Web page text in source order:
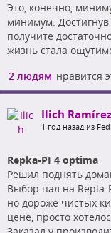
Это, конечно,
минимум. Достигнув
получите
жизнь стала
2 людям нравится
Ilich
1 год назад из
Repka-PI 4 optima
Решил поднять
Выбор пал на
но дороже чистых
цене, просто